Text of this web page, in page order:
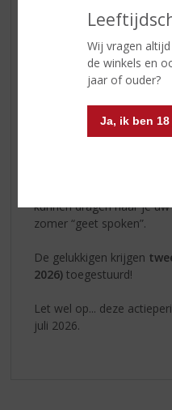
Wij vragen
de winkels en
jaar of ouder?
Ja, ik ben
Tante Rikie was goed
vrijkaarten toegeschoven
Het enige wat je moet
Nozem Oil op de kop
op de kassabon en laat
kunnen dragen naar je
zomer “geet spoken”.
De gelukkigen krijgen
2026) toegestuurd!
Let wel op... deze
juli 2026.